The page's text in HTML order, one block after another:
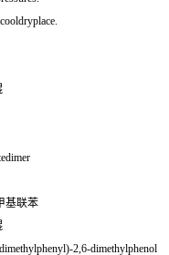
基联苯
2,6-dimethylphenol